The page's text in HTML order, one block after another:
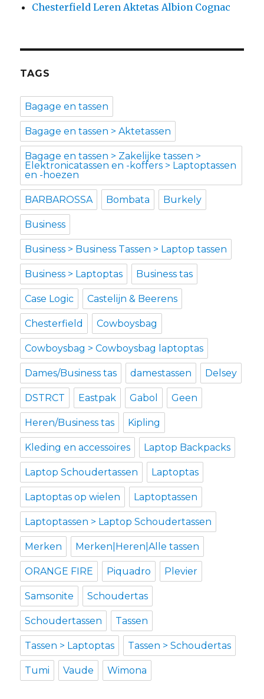
Chesterfield Leren Aktetas Albion Cognac
TAGS
Bagage en tassen
Bagage en tassen > Aktetassen
Bagage en tassen > Zakelijke tassen >
Elektronicatassen en -koffers > Laptoptassen
en -hoezen
BARBAROSSA Bombata Burkely
Business
Business > Business Tassen > Laptop tassen
Business > Laptoptas Business tas
Case Logic Castelijn & Beerens
Chesterfield Cowboysbag
Cowboysbag > Cowboysbag laptoptas
Dames/Business tas damestassen Delsey
DSTRCT Eastpak Gabol Geen
Heren/Business tas Kipling
Kleding en accessoires Laptop Backpacks
Laptop Schoudertassen Laptoptas
Laptoptas op wielen Laptoptassen
Laptoptassen > Laptop Schoudertassen
Merken Merken|Heren|Alle tassen
ORANGE FIRE Piquadro Plevier
Samsonite Schoudertas
Schoudertassen Tassen
Tassen > Laptoptas Tassen > Schoudertas
Tumi Vaude Wimona